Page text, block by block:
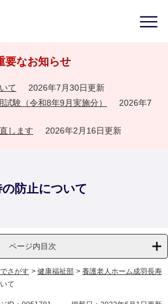
要なお知らせ
て
2026年7月30日更新
験（令和8年9月実施分）
2026年7
します
2026年2月16日更新
の防止について
ページ内目次
さがす > 健康福祉部 > 養護老人ホーム成羽長寿
て